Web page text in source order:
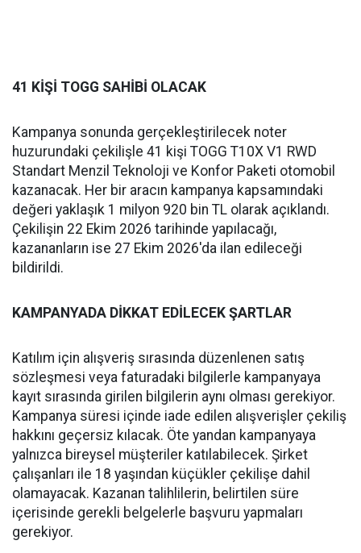
41 KİŞİ TOGG SAHİBİ OLACAK
Kampanya sonunda gerçekleştirilecek noter
huzurundaki çekilişle 41 kişi TOGG T10X V1 RWD
Standart Menzil Teknoloji ve Konfor Paketi otomobil
kazanacak. Her bir aracın kampanya kapsamındaki
değeri yaklaşık 1 milyon 920 bin TL olarak açıklandı.
Çekilişin 22 Ekim 2026 tarihinde yapılacağı,
kazananların ise 27 Ekim 2026'da ilan edileceği
bildirildi.
KAMPANYADA DİKKAT EDİLECEK ŞARTLAR
Katılım için alışveriş sırasında düzenlenen satış
sözleşmesi veya faturadaki bilgilerle kampanyaya
kayıt sırasında girilen bilgilerin aynı olması gerekiyor.
Kampanya süresi içinde iade edilen alışverişler çekiliş
hakkını geçersiz kılacak. Öte yandan kampanyaya
yalnızca bireysel müşteriler katılabilecek. Şirket
çalışanları ile 18 yaşından küçükler çekilişe dahil
olamayacak. Kazanan talihlilerin, belirtilen süre
içerisinde gerekli belgelerle başvuru yapmaları
gerekiyor.